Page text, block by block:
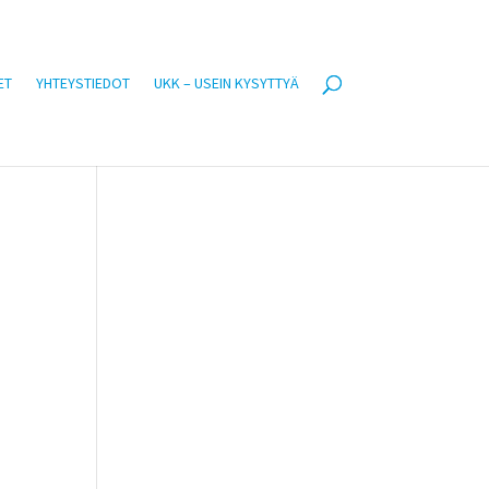
YHTEYSTIEDOT UKK – USEIN KYSYTTYÄ